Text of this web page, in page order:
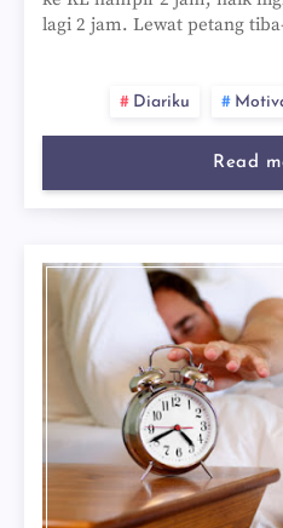
lagi 2 jam. Lewat petang
Diariku
Read